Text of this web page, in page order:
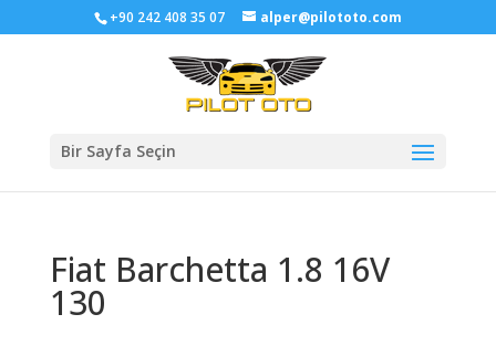
+90 242 408 35 07 alper@pilototo.com
Bir Sayfa Seçin
Fiat Barchetta 1.8 16V
130